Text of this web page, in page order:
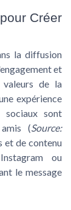
Créer
la diffusion
et
valeurs de la
expérience
sociaux sont
(Source:
et de contenu
ou
le message